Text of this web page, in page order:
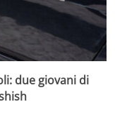
due giovani di